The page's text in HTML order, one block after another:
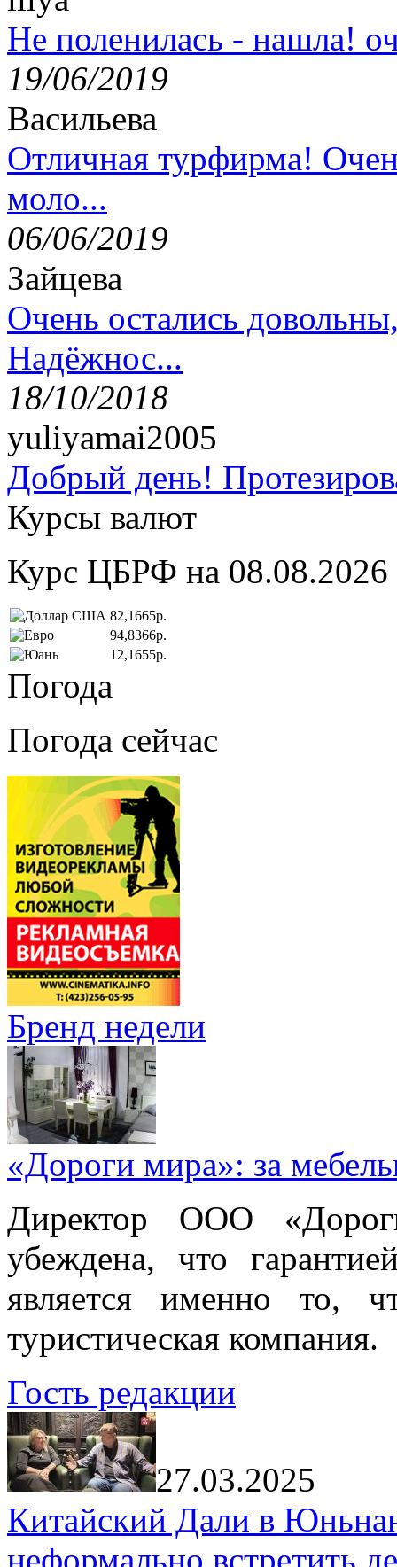
Не поленилась - нашла!
19/06/2019
Васильева
Отличная турфирма!
моло...
06/06/2019
Зайцева
Очень остались
Надёжнос...
18/10/2018
yuliyamai2005
Добрый день!
Курсы валют
Курс ЦБРФ на 08.08.2026
82,1665р.
94,8366р.
12,1655р.
Погода
Погода сейчас
Бренд недели
«Дороги мира»: за
Директор ООО
убеждена, что
является именно то,
туристическая компания.
Гость редакции
27.03.2025
Китайский Дали в
неформально встретить